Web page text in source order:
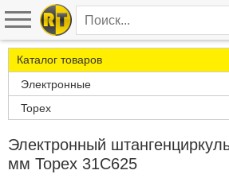
Каталог товаров
Электронные
Topex
Электронный
мм Topex 31C625